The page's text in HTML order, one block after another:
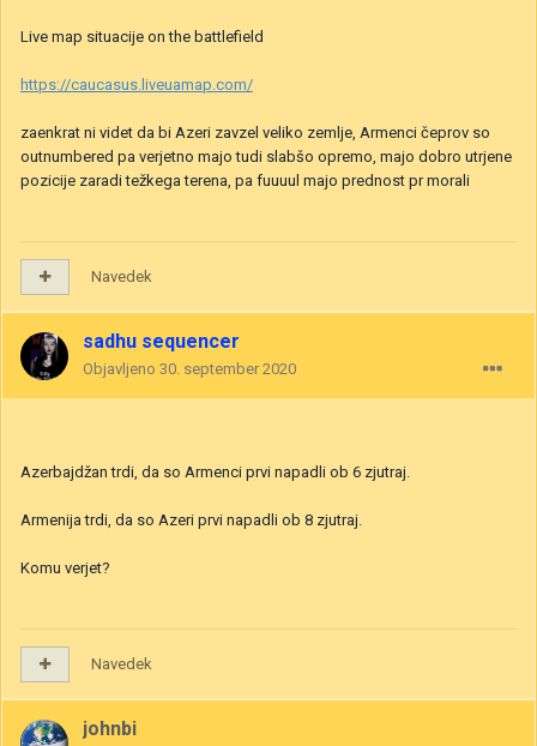
Live map situacije on the battlefield
https://caucasus.liveuamap.com/
zaenkrat ni videt da bi Azeri zavzel veliko zemlje, Armenci čeprov so
outnumbered pa verjetno majo tudi slabšo opremo, majo dobro utrjene
pozicije zaradi težkega terena, pa fuuuul majo prednost pr morali
Navedek
sadhu sequencer
Objavljeno 30. september 2020
Azerbajdžan trdi, da so Armenci prvi napadli ob 6 zjutraj.
Armenija trdi, da so Azeri prvi napadli ob 8 zjutraj.
Komu verjet?
Navedek
johnbi